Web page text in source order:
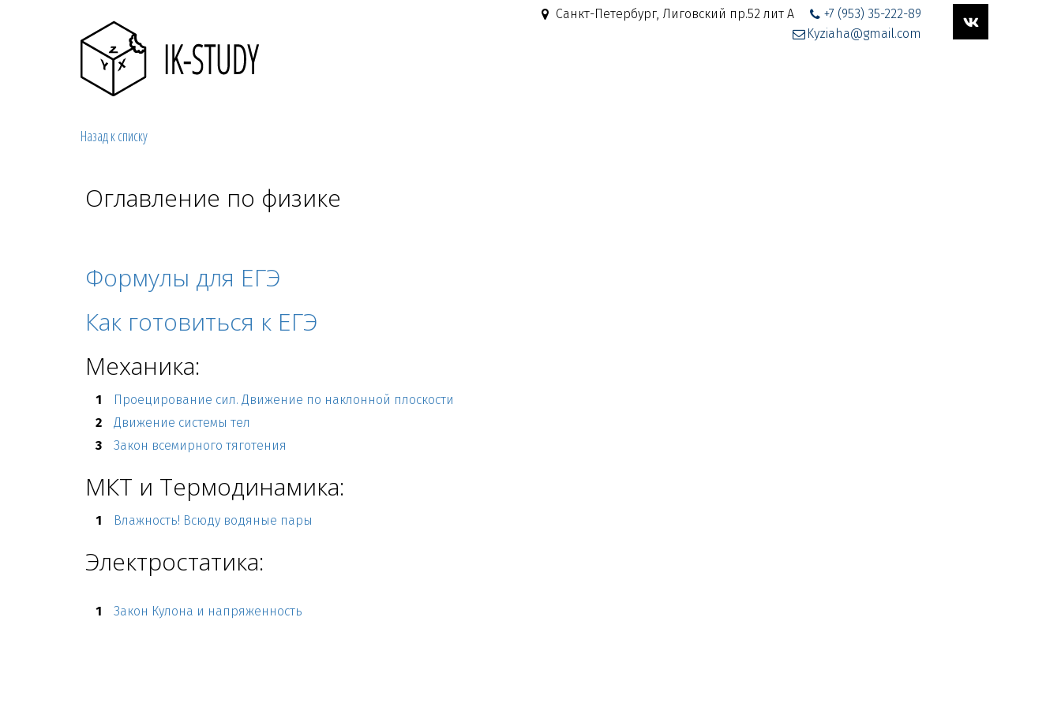
+7 (953) 35-222-89
Санкт-Петербург, Лиговский пр.52 лит А
Kyziaha@gmail.com
Назад к списку
Оглавление по физике
Формулы для ЕГЭ
Как готовиться к ЕГЭ
Механика:
Проецирование сил. Движение по наклонной плоскости
Движение системы тел
Закон всемирного тяготения
МКТ и Термодинамика:
Влажность! Всюду водяные пары
Электростатика:
Закон Кулона и напряженность